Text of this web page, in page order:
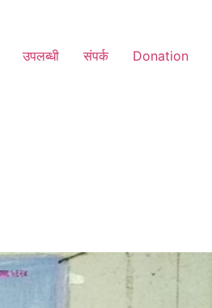
उपलब्धी संपर्क Donation